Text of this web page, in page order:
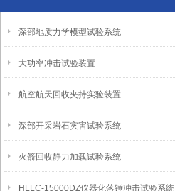
深部地质力学模型试验系统
大功率冲击试验装置
航空航天回收夹持实验装置
深部开采岩石灾害试验系统
火箭回收静力加载试验系统
HLLC-15000DZ仪器化落锤冲击试验系统